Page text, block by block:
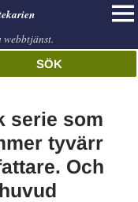
webbtjänst.
SÖK
serie som
tyvärr
Och